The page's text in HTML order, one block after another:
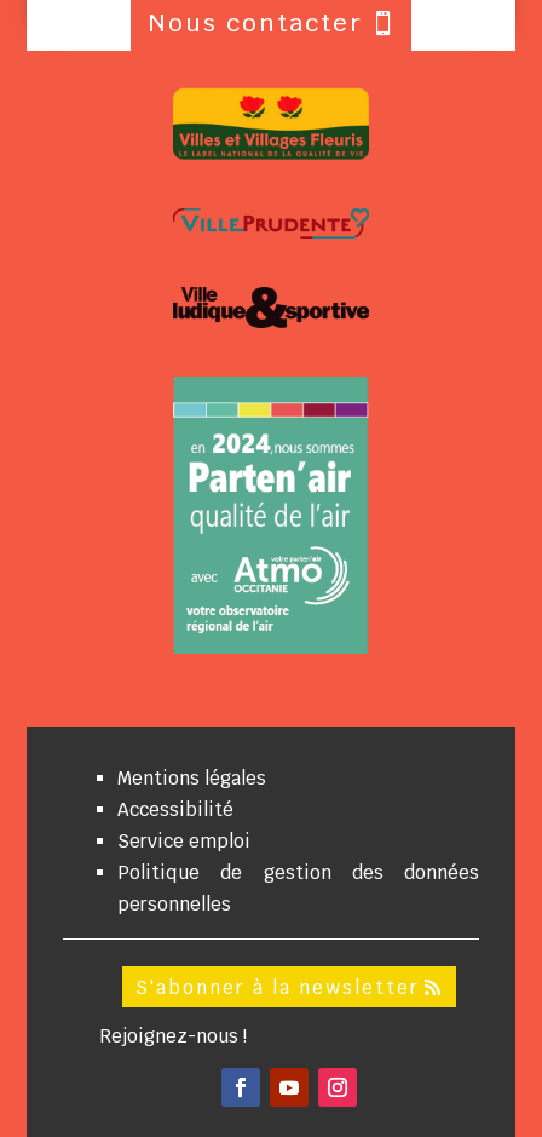
Nous contacter
Mentions légales
Accessibilité
Service emploi
Politique de gestion des données
personnelles
S'abonner à la newsletter
Rejoignez-nous !